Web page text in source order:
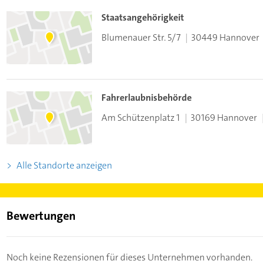
Staatsangehörigkeit
Blumenauer Str. 5/7
30449 Hannover
Fahrerlaubnisbehörde
Am Schützenplatz 1
30169 Hannover
Alle Standorte anzeigen
Bewertungen
Noch keine Rezensionen für dieses Unternehmen vorhanden.